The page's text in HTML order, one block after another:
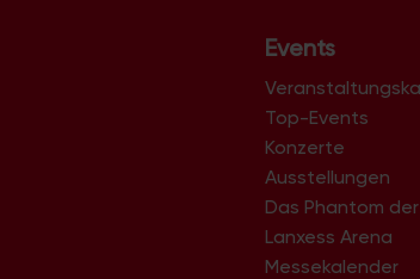
Events
Top-Events
Konzerte
Ausstellungen
Das Phantom
Lanxess Arena
Messekalender